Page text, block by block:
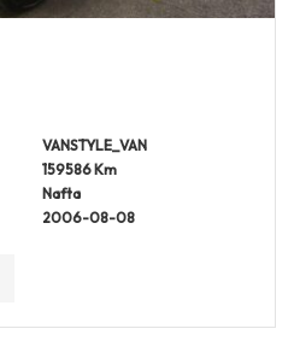
VANSTYLE_VAN
159586 Km
Nafta
2006-08-08